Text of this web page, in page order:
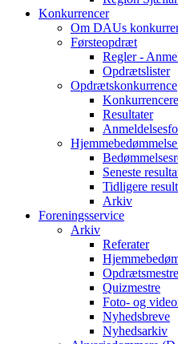
Konkurrencer
Om DAUs
Førsteopdræt
Regler -
Opdrætslister
Opdrætskonkurrence
Resultater
Seneste
Tidligere
Arkiv
Foreningsservice
Arkiv
Referater
Opdrætsmestre
Quizmestre
Foto- og
Nyhedsbreve
Nyhedsarkiv